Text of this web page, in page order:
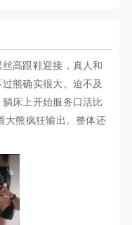
高跟鞋迎接，真人和
熊确实很大。迫不及
床上开始服务口活比
大熊疯狂输出。整体还